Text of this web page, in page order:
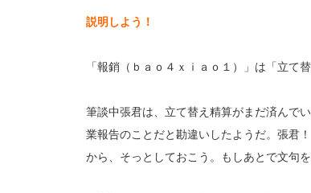
説明しよう！
「報銷（ｂａｏ４ｘｉａｏ１）」は「立て
筆談中張君は、立て替え精算がまだ済んで
業報告のことだと勘違いしたようだ。張君
から、そっとしておこう。もしあとで文句